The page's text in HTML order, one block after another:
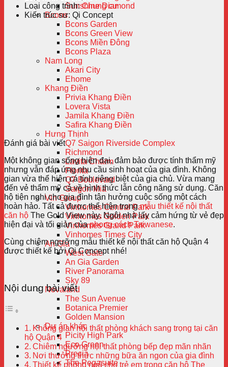
Sunshine Diamond
Bcons
Bcons Garden
Bcons Green View
Bcons Miền Đông
Bcons Plaza
Nam Long
Akari City
Ehome
Khang Điền
Privia Khang Điền
Lovera Vista
Jamila Khang Điền
Safira Khang Điền
Hưng Thịnh
Q7 Saigon Riverside Complex
Richmond
Lavita Charm
Florita
Q7 Boulevard
Saigon Mia
Vin Group
Vinhomes Central Park
Vinhomes Golden Park
Vinhomes Grand Park
Vinhomes Times City
An Gia
West Gate
An Gia Garden
River Panorama
Sky 89
Novaland
The Sun Avenue
Botanica Premier
Golden Mansion
Dự án khác
Picity High Park
Eco Green
Precia
The Pegasuite
Loại công trình:Chung cư
Kiến trúc sư: Qi Concept
Đánh giá bài viết
Một không gian sống hiện đại, đảm bảo được tính thẩm mỹ
nhưng vẫn đáp ứng nhu cầu sinh hoạt của gia đình. Không
gian vừa thể hiện cá tính riêng biệt của gia chủ. Vừa mang
đến vẻ thẩm mỹ cả về hình thức lẫn công năng sử dụng. Căn
hộ tiện nghi cho gia đình tận hưởng cuộc sống một cách
hoàn hảo. Tất cả được thể hiện trongmẫu thiết kế nội thất
căn hộ The Gold View này. Ngôi nhà lấy cảm hứng từ vẻ đẹp
hiện đại và tối giản củaphong cách Taiwanese.
Cùng chiêm ngưỡng mẫu thiết kế nội thất căn hộ Quận 4
được thiết kế bởi Qi Concept nhé!
Nội dung bài viết
Không gian nội thất phòng khách sang trọng tại căn
hộ Quận 4
Chiêm ngưỡng nội thất phòng bếp đẹp mãn nhãn
Nơi thưởng thức những bữa ăn ngon của gia đình
Thiết kế phòng ngủ cho trẻ em trong căn hộ The